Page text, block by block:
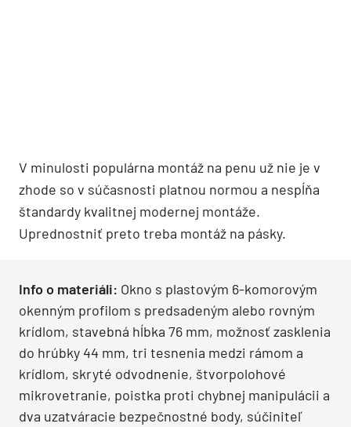
V minulosti populárna montáž na penu už nie je v
zhode so v súčasnosti platnou normou a nespĺňa
štandardy kvalitnej modernej montáže.
Uprednostniť preto treba montáž na pásky.
Info o materiáli: Okno s plastovým 6-komorovým
okenným profilom s predsadeným alebo rovným
krídlom, stavebná hĺbka 76 mm, možnosť zasklenia
do hrúbky 44 mm, tri tesnenia medzi rámom a
krídlom, skryté odvodnenie, štvorpolohové
mikrovetranie, poistka proti chybnej manipulácii a
dva uzatváracie bezpečnostné body, súčiniteľ